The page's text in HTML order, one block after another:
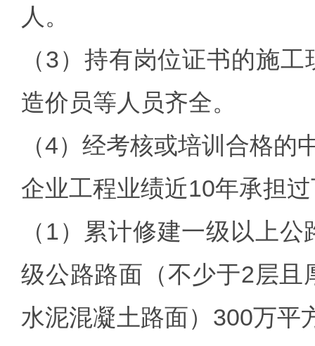
人。
（3）持有岗位证书的施
造价员等人员齐全。
（4）经考核或培训合格
企业工程业绩近10年承担
（1）累计修建一级以上
级公路路面（不少于2层
水泥混凝土路面）300万平